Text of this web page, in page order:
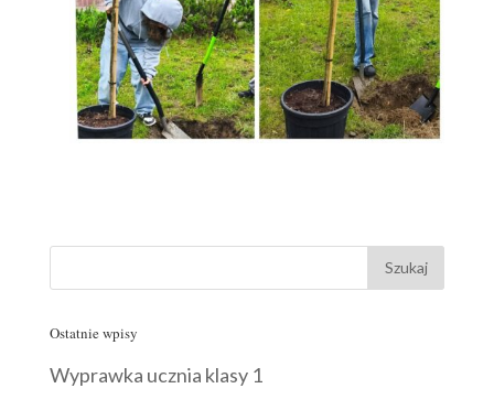
Ostatnie wpisy
Wyprawka ucznia klasy 1